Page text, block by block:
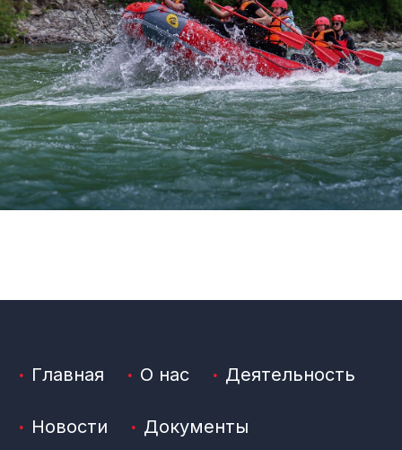
Главная О нас Деятельность
Новости Документы